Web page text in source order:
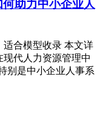
助力中小企业人
合模型收录 本文详
代人力资源管理中
别是中小企业人事系